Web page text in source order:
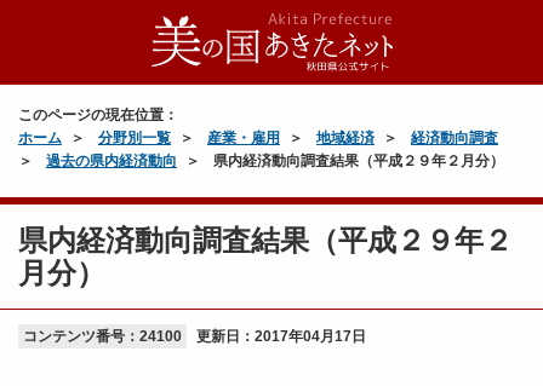
このページの現在位置：
ホーム
分野別一覧 産業・雇用 地域経済
経済動向調査
過去の県内経済動向
県内経済動向調査結果（平成２９年２月分）
県内経済動向調査結果（平成２９年２
月分）
コンテンツ番号：24100 更新日： 2017年04月17日